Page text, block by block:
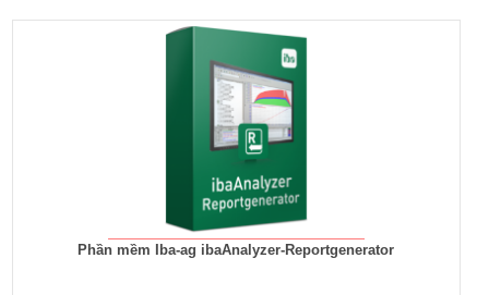
Phần mềm Iba-ag ibaAnalyzer-Reportgenerator